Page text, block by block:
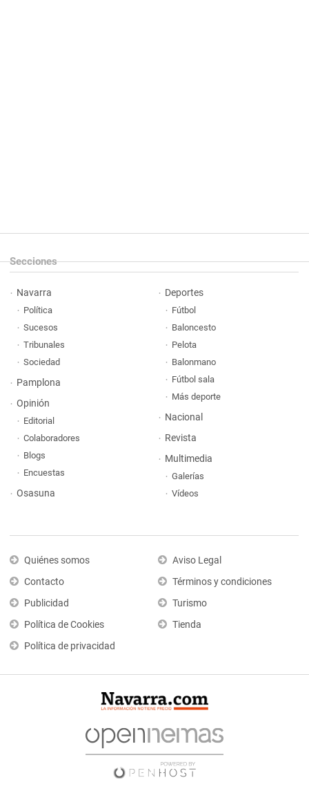
Secciones
Navarra
Política
Sucesos
Tribunales
Sociedad
Pamplona
Opinión
Editorial
Colaboradores
Blogs
Encuestas
Osasuna
Deportes
Fútbol
Baloncesto
Pelota
Balonmano
Fútbol sala
Más deporte
Nacional
Revista
Multimedia
Galerías
Vídeos
Quiénes somos
Contacto
Publicidad
Política de Cookies
Política de privacidad
Aviso Legal
Términos y condiciones
Turismo
Tienda